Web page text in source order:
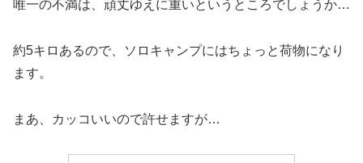
唯一の不満は、頑丈ゆえに重いというところでしょうか…
約5キロあるので、ソロキャンプにはちょっと荷物になり
ます。
まあ、カッコいいので許せますが…